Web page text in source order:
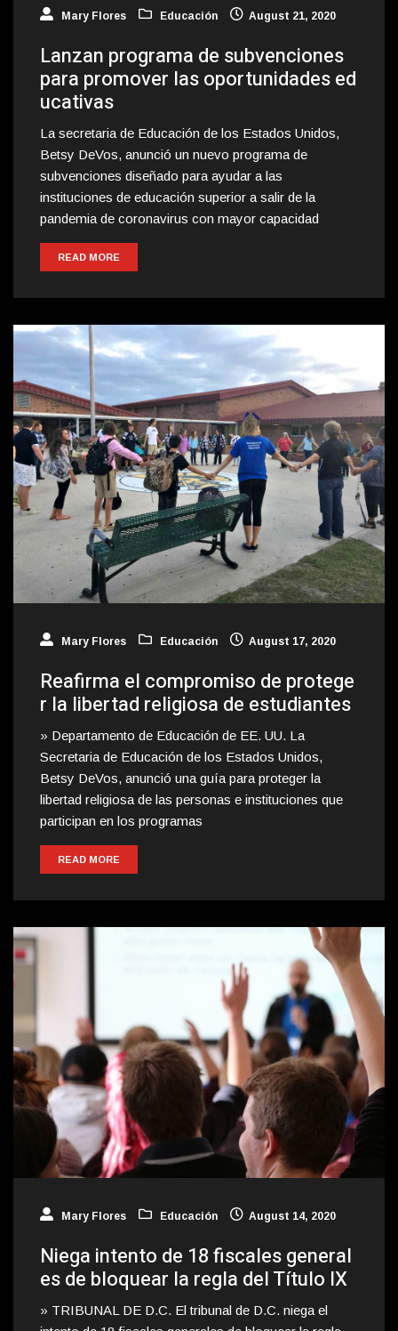
Mary Flores Educación August 21, 2020
Lanzan programa de subvenciones
para promover las oportunidades ed
ucativas
La secretaria de Educación de los Estados Unidos,
Betsy DeVos, anunció un nuevo programa de
subvenciones diseñado para ayudar a las
instituciones de educación superior a salir de la
pandemia de coronavirus con mayor capacidad
READ MORE
Mary Flores Educación August 17, 2020
Reafirma el compromiso de protege
r la libertad religiosa de estudiantes
» Departamento de Educación de EE. UU. La
Secretaria de Educación de los Estados Unidos,
Betsy DeVos, anunció una guía para proteger la
libertad religiosa de las personas e instituciones que
participan en los programas
READ MORE
Mary Flores Educación August 14, 2020
Niega intento de 18 fiscales general
es de bloquear la regla del Título IX
» TRIBUNAL DE D.C. El tribunal de D.C. niega el